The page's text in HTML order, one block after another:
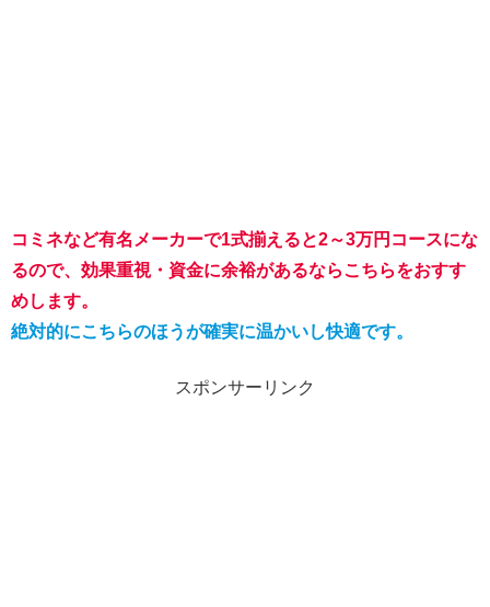
コミネなど有名メーカーで1式揃えると2～3万円コースにな
るので、効果重視・資金に余裕があるならこちらをおすす
めします。
絶対的にこちらのほうが確実に温かいし快適です。
スポンサーリンク